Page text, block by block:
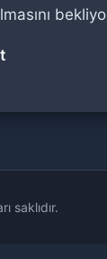
saklıdır.